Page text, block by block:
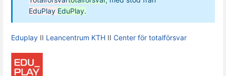
EduPlay EduPlay.
Eduplay II Leancentrum KTH II Center för totalförsvar